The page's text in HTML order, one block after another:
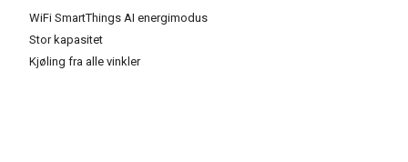
WiFi SmartThings AI energimodus
Stor kapasitet
Kjøling fra alle vinkler